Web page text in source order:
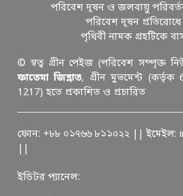
পরিবেশ দূষন ও জলবায়ু
পরিবেশ দূষন
পৃথিবী নামক গ্রহটিকে
© স্বত্ব গ্রীন পেইজ (পরিবেশ সম্পৃক্ত
ফাতেমা জিন্নাত, গ্রীন মুভমেন্ট (কর্তৃক
1217) হতে প্রকাশিত ও প্রচারিত
ফোন: +৮৮ ০১৭৬৬ ৮১১০২২ || ইমেইল:
ইডিটর প্যানেল: